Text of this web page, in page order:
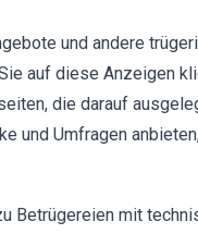
und andere
auf diese Anzeigen
die darauf
und Umfragen
Betrügereien mit